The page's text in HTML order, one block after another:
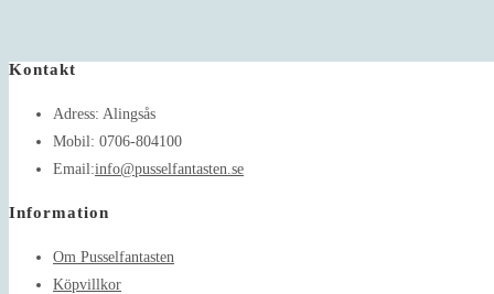
Kontakt
Adress: Alingsås
Mobil: 0706-804100
Email:info@pusselfantasten.seOpens
Information
Om Pusselfantasten
Köpvillkor